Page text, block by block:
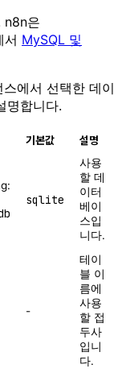
n8n은
서 MySQL 및
에서 선택한 데이
명합니다.
기본값 설명
sqlite
사용
할 데
이터
베이
스입
니다.
-
테이
블 이
름에
사용
할 접
두사
입니
다.